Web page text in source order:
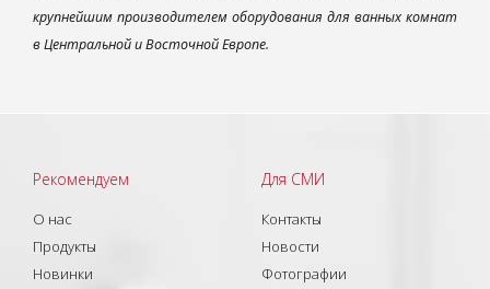
крупнейшим производителем оборудования для ванных комнат
в Центральной и Восточной Европе.
Рекомендуем
О нас
Продукты
Новинки
Для СМИ
Контакты
Новости
Фотографии